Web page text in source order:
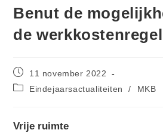
Benut de
de
11 november 2022
Eindejaarsactualiteiten
/ MKB
Vrije ruimte